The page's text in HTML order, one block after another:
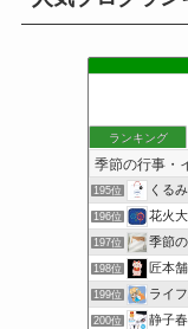
ランキング
195位 くる
196位 花火
197位 季節の
198位 匠本
199位 ライ
200位 静子